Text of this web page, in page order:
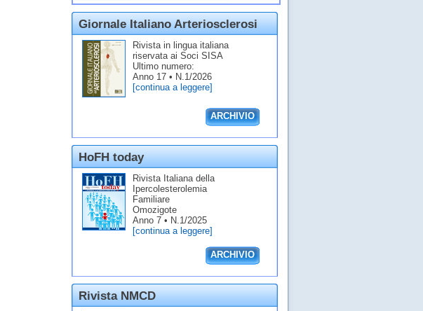
Giornale Italiano Arteriosclerosi
Rivista in lingua italiana
riservata ai Soci SISA
Ultimo numero:
Anno 17 • N.1/2026
[continua a leggere]
ARCHIVIO
HoFH today
Rivista Italiana della
Ipercolesterolemia
Familiare
Omozigote
Anno 7 • N.1/2025
[continua a leggere]
ARCHIVIO
Rivista NMCD